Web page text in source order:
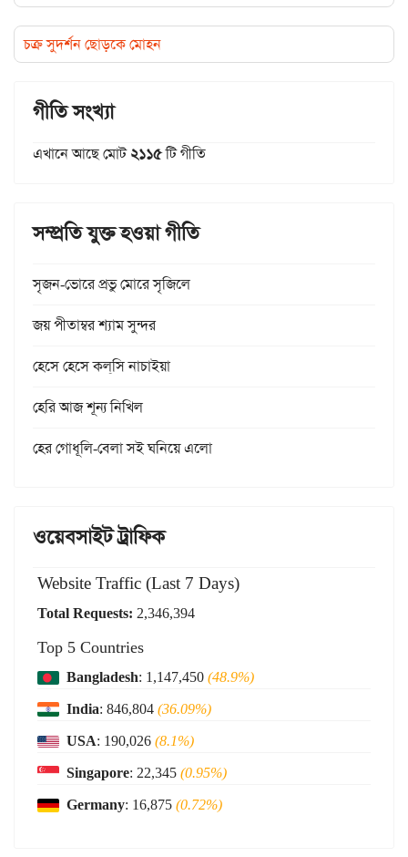
চক্র সুদর্শন ছোড়কে মোহন
গীতি সংখ্যা
এখানে আছে মোট২১১৫টি গীতি
সম্প্রতি যুক্ত হওয়া গীতি
সৃজন-ভোরে প্রভু মোরে সৃজিলে
জয় পীতাম্বর শ্যাম সুন্দর
হেসে হেসে কল্‌সি নাচাইয়া
হেরি আজ শূন্য নিখিল
হের গোধূলি-বেলা সই ঘনিয়ে এলো
ওয়েবসাইট ট্রাফিক
Website Traffic (Last 7 Days)
Total Requests: 2,346,394
Top 5 Countries
Bangladesh: 1,147,450(48.9%)
India: 846,804(36.09%)
USA: 190,026(8.1%)
Singapore: 22,345(0.95%)
Germany: 16,875(0.72%)